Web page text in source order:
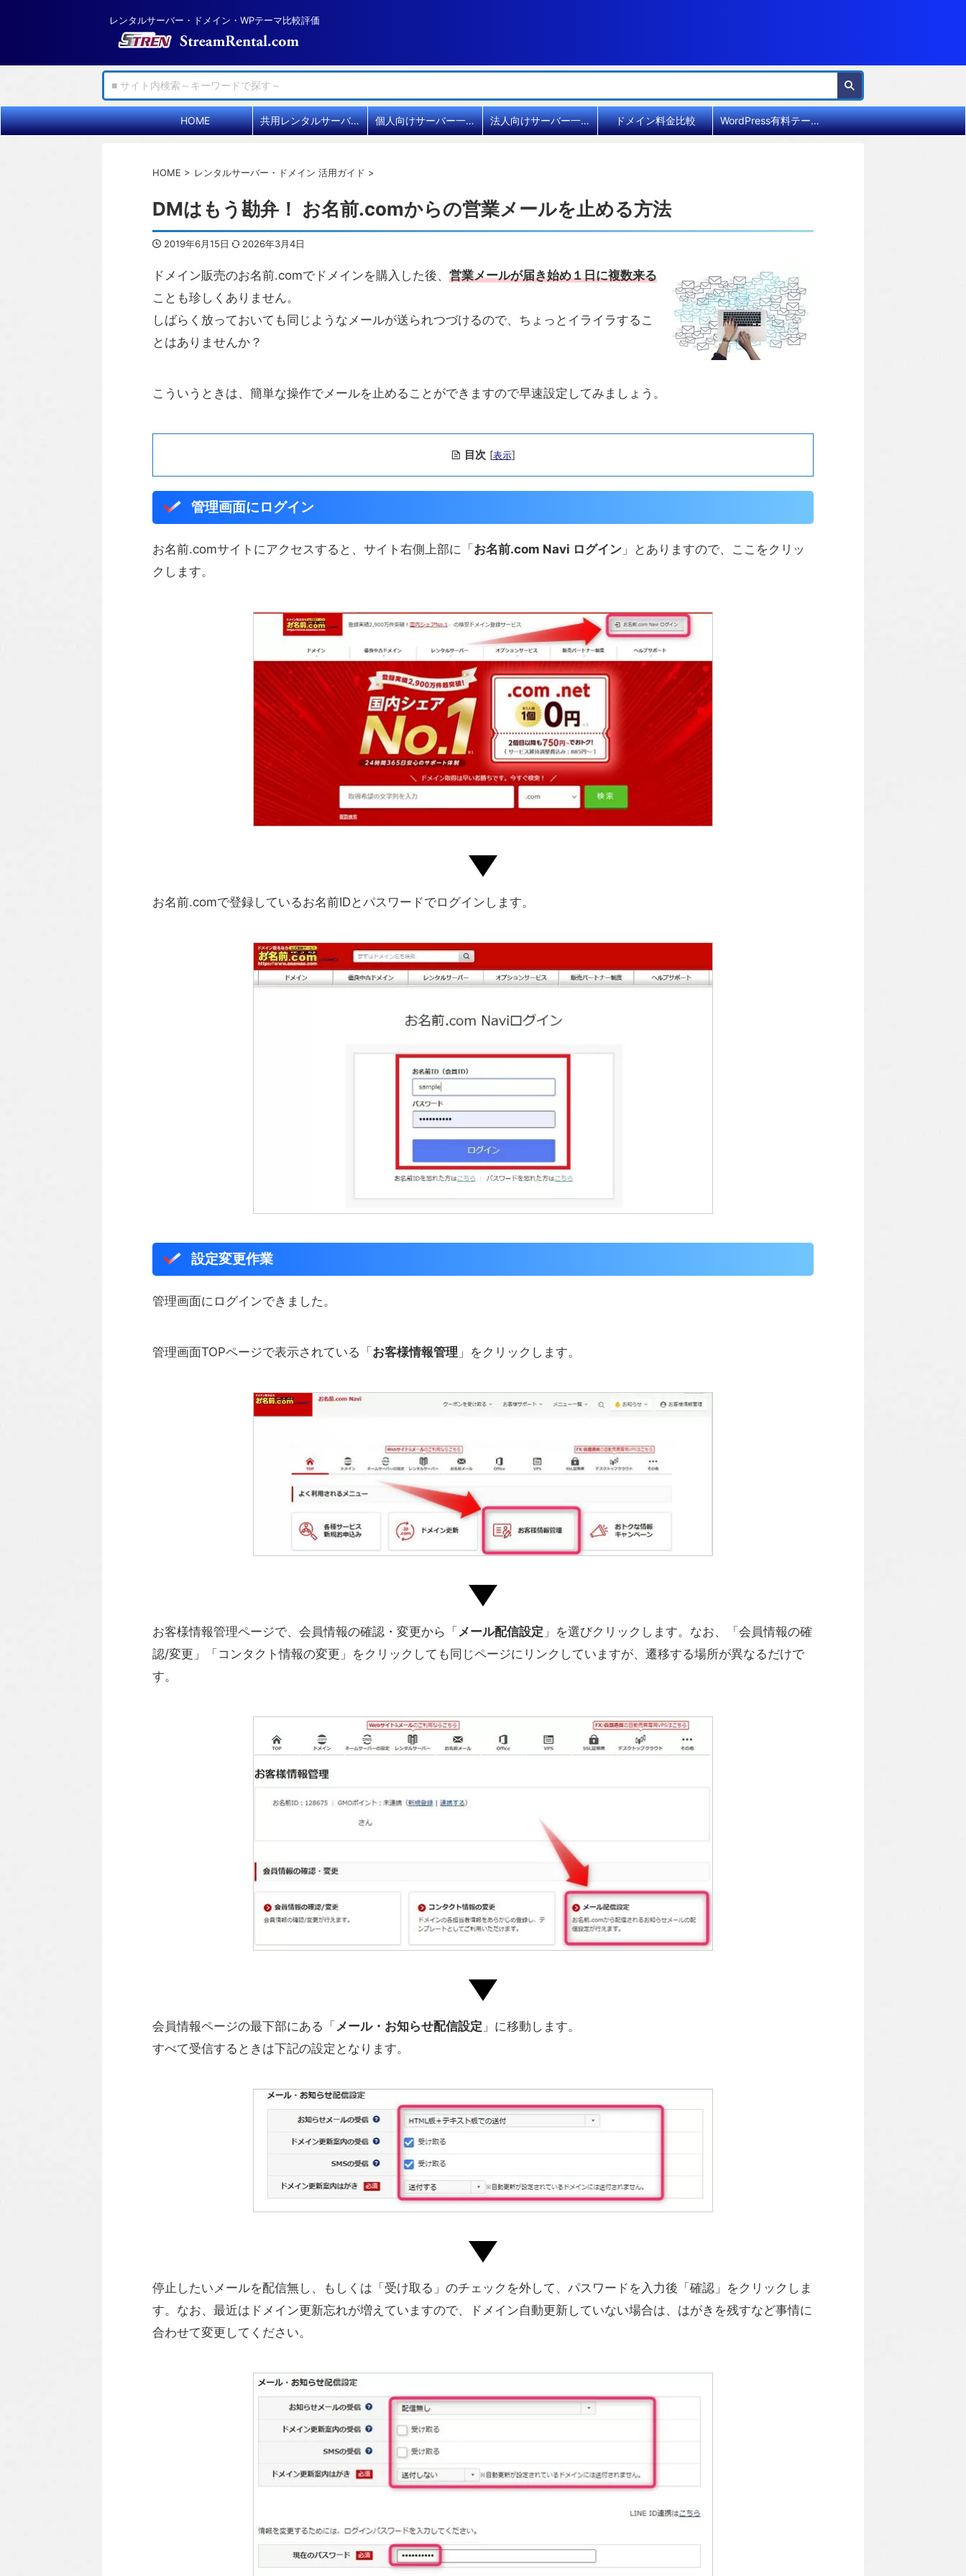
レンタルサーバー・ドメイン・WPテーマ比較評価
HOME 共用レンタルサーバー比較 個人向けサーバー一覧 法人向けサーバー一覧 ドメイン料金比較 WordPress有料テーマ比較
HOME > レンタルサーバー・ドメイン 活用ガイド >
DMはもう勘弁！ お名前.comからの営業メールを止める方法
2019年6月15日 2026年3月4日
ドメイン販売のお名前.comでドメインを購入した後、 営業メールが届き始め１日に複数来る
ことも珍しくありません。
しばらく放っておいても同じようなメールが送られつづけるので、ちょっとイライラするこ
とはありませんか？
こういうときは、簡単な操作でメールを止めることができますので早速設定してみましょう。
目次 [表示]
管理画面にログイン
お名前.comサイトにアクセスすると、サイト右側上部に「 お名前.com Navi ログイン 」とありますので、ここをクリッ
クします。
お名前.comで登録しているお名前IDとパスワードでログインします。
設定変更作業
管理画面にログインできました。
管理画面TOPページで表示されている「お客様情報管理 」をクリックします。
お客様情報管理ページで、会員情報の確認・変更から「 メール配信設定 」を選びクリックします。なお、「会員情報の確
認/変更」「コンタクト情報の変更」をクリックしても同じページにリンクしていますが、遷移する場所が異なるだけで
す。
会員情報ページの最下部にある「 メール・お知らせ配信設定 」に移動します。
すべて受信するときは下記の設定となります。
停止したいメールを配信無し、もしくは「受け取る」のチェックを外して、パスワードを入力後「確認」をクリックしま
す。なお、最近はドメイン更新忘れが増えていますので、ドメイン自動更新していない場合は、はがきを残すなど事情に
合わせて変更してください。